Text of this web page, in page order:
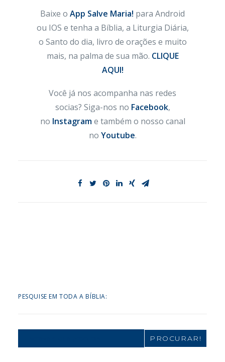
Baixe o App Salve Maria! para Android
ou IOS e tenha a Bíblia, a Liturgia Diária,
o Santo do dia, livro de orações e muito
mais, na palma de sua mão. CLIQUE
AQUI!
Você já nos acompanha nas redes
socias? Siga-nos no Facebook,
no Instagrame também o nosso canal
no Youtube.
PESQUISE EM TODA A BÍBLIA:
Search